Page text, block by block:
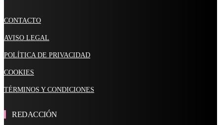
CONTACTO
AVISO LEGAL
POLÍTICA DE PRIVACIDAD
COOKIES
TÉRMINOS Y CONDICIONES
REDACCIÓN